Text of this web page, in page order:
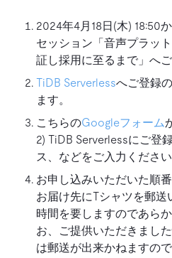
2024年4月18日(木) 18:50
セッション「音声プラッ
証し採用に至るまで」へご
TiDB Serverlessへご登録
ます。
こちらのGoogleフォーム
2) TiDB Serverlessにご登
ス、などをご入力ください
お申し込みいただいた順
お届け先にTシャツを郵
時間を要しますのであら
お、ご提供いただきまし
は郵送が出来かねますの